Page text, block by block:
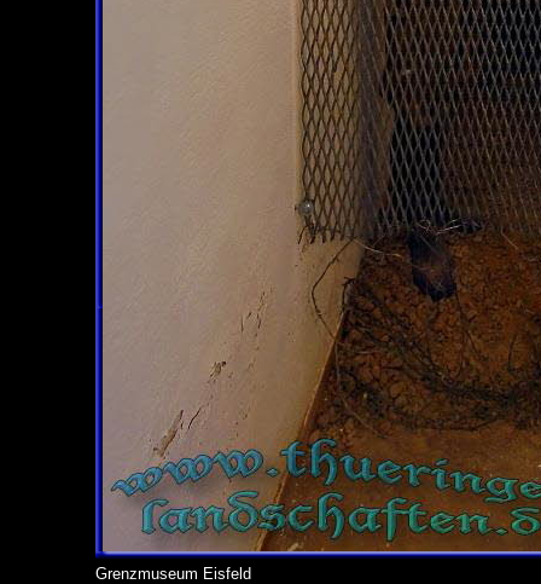
Grenzmuseum Eisfeld